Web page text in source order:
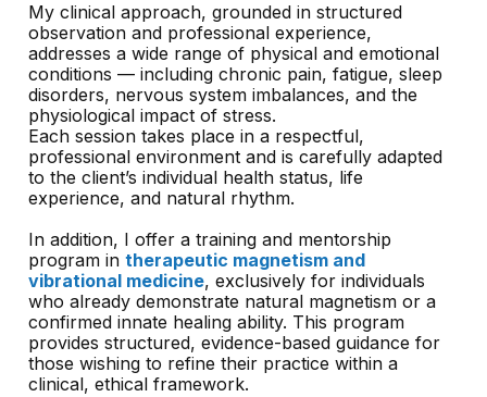
My clinical approach, grounded in structured
observation and professional experience,
addresses a wide range of physical and emotional
conditions — including chronic pain, fatigue, sleep
disorders, nervous system imbalances, and the
physiological impact of stress.
Each session takes place in a respectful,
professional environment and is carefully adapted
to the client’s individual health status, life
experience, and natural rhythm.
In addition, I offer a training and mentorship
program intherapeutic magnetism and
vibrational medicine, exclusively for individuals
who already demonstrate natural magnetism or a
confirmed innate healing ability. This program
provides structured, evidence-based guidance for
those wishing to refine their practice within a
clinical, ethical framework.